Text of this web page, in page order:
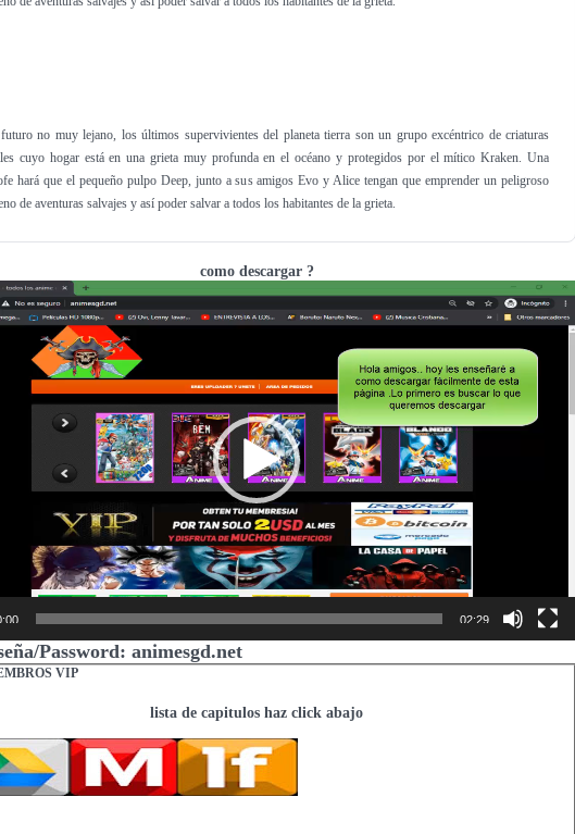
no muy lejano, los últimos supervivientes del planeta tierra son un grupo excéntrico de criaturas
cuyo hogar está en una grieta muy profunda en el océano y protegidos por el mítico Kraken. Una
hará que el pequeño pulpo Deep, junto a sus amigos Evo y Alice tengan que emprender un peligroso
de aventuras salvajes y así poder salvar a todos los habitantes de la grieta.
como descargar ?
02:29
Password: animesgd.net
VIP
lista de capitulos haz click abajo